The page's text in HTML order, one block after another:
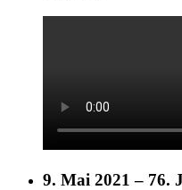
9. Mai 2021 – 76.